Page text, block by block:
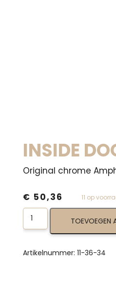
INSIDE
Original chrome
11 op
€ 50,36
Inside
Door
Handle
36-
TOEVOEGEN
Artikelnummer: 11-36-34